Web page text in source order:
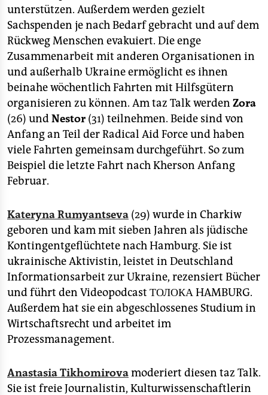
unterstützen. Außerdem werden gezielt
Sachspenden je nach Bedarf gebracht und auf dem
Rückweg Menschen evakuiert. Die enge
Zusammenarbeit mit anderen Organisationen in
und außerhalb Ukraine ermöglicht es ihnen
beinahe wöchentlich Fahrten mit Hilfsgütern
organisieren zu können. Am taz Talk werden Zora
(26) undNestor (31) teilnehmen. Beide sind von
Anfang an Teil der Radical Aid Force und haben
viele Fahrten gemeinsam durchgeführt. So zum
Beispiel die letzte Fahrt nach Kherson Anfang
Februar.
Kateryna Rumyantseva (29) wurde in Charkiw
geboren und kam mit sieben Jahren als jüdische
Kontingentgeflüchtete nach Hamburg. Sie ist
ukrainische Aktivistin, leistet in Deutschland
Informationsarbeit zur Ukraine, rezensiert Bücher
und führt den Videopodcast ТОЛОКА HAMBURG.
Außerdem hat sie ein abgeschlossenes Studium in
Wirtschaftsrecht und arbeitet im
Prozessmanagement.
Anastasia Tikhomirovamoderiert diesen taz Talk.
Sie ist freie Journalistin, Kulturwissenschaftlerin